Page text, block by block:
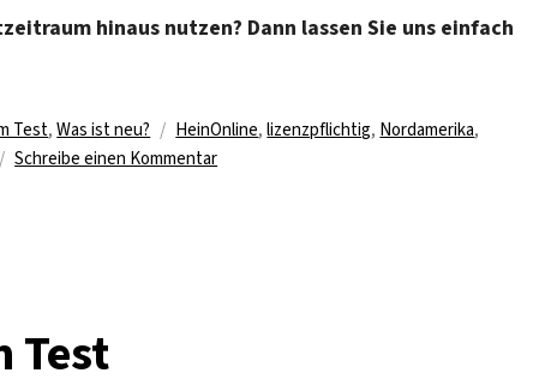
hinaus nutzen? Dann lassen Sie uns einfach
Test,Was ist neu? Schlagwörter
HeinOnline,lizenzpflichtig, Nordamerika,
Schreibe einen Kommentarzu
Test